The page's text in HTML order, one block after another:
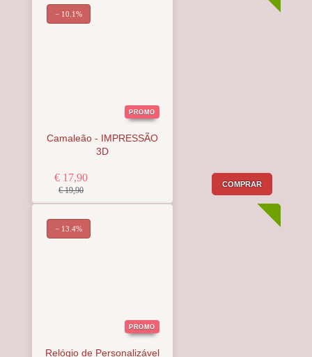
PROMO
Camaleão - IMPRESSÃO
3D
€ 17,90
€ 19,90
COMPRAR
− 10.1%
PROMO
Relógio de Personalizável
− 13.4%